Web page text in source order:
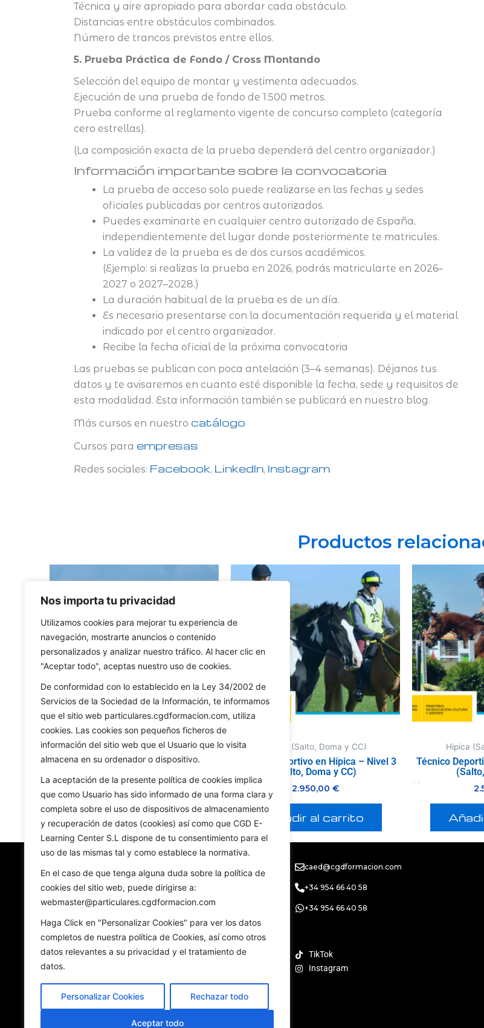
Nos importa tu privacidad
Utilizamos cookies para mejorar tu experiencia de
navegación, mostrarte anuncios o contenido
personalizados y analizar nuestro tráfico. Al hacer clic en
"Aceptar todo", aceptas nuestro uso de cookies.
De conformidad con lo establecido en la Ley 34/2002 de
Servicios de la Sociedad de la Información, te informamos
que el sitio web particulares.cgdformacion.com, utiliza
cookies. Las cookies son pequeños ficheros de
información del sitio web que el Usuario que lo visita
almacena en su ordenador o dispositivo.
La aceptación de la presente política de cookies implica
que como Usuario has sido informado de una forma clara y
completa sobre el uso de dispositivos de almacenamiento
y recuperación de datos (cookies) así como que CGD E-
Learning Center S.L dispone de tu consentimiento para el
uso de las mismas tal y como establece la normativa.
En el caso de que tenga alguna duda sobre la política de
cookies del sitio web, puede dirigirse a:
webmaster@particulares.cgdformacion.com
Haga Click en "Personalizar Cookies" para ver los datos
completos de nuestra política de Cookies, así como otros
datos relevantes a su privacidad y el tratamiento de
datos.
Personalizar Cookies Rechazar todo
Aceptar todo
Técnica y aire apropiado para abordar cada obstáculo.
Distancias entre obstáculos combinados.
Número de trancos previstos entre ellos.
5. Prueba Práctica de Fondo / Cross Montando
Selección del equipo de montar y vestimenta adecuados.
Ejecución de una prueba de fondo de 1.500 metros.
Prueba conforme al reglamento vigente de concurso completo (categoría
cero estrellas).
(La composición exacta de la prueba dependerá del centro organizador.)
Información importante sobre la convocatoria
La prueba de acceso solo puede realizarse en las fechas y sedes
oficiales publicadas por centros autorizados.
Puedes examinarte en cualquier centro autorizado de España,
independientemente del lugar donde posteriormente te matricules.
La validez de la prueba es de dos cursos académicos.
(Ejemplo: si realizas la prueba en 2026, podrás matricularte en 2026–
2027 o 2027–2028.)
La duración habitual de la prueba es de un día.
Es necesario presentarse con la documentación requerida y el material
indicado por el centro organizador.
Recibe la fecha oficial de la próxima convocatoria
Las pruebas se publican con poca antelación (3–4 semanas). Déjanos tus
datos y te avisaremos en cuanto esté disponible la fecha, sede y requisitos de
esta modalidad. Esta información también se publicará en nuestro blog.
Más cursos en nuestro catálogo
Cursos para empresas
Redes sociales: Facebook, LinkedIn, Instagram
Productos
Hípica (Salto, Doma y CC)
Prueba de Acceso a Técnico Deportivo
Valorado
0
de
150,00 €
Añadir al carrito
Hípica (Salto, Doma y CC)
Técnico Deportivo en Hípica – Nivel 3
(Salto, Doma y CC)
Valorado
0
2.950,00 €
Añadir al carrito
Hípica
Técnico
caed@cgdformacion.com
+34 954 66 40 58
+34 954 66 40 58
TikTok
Instagram